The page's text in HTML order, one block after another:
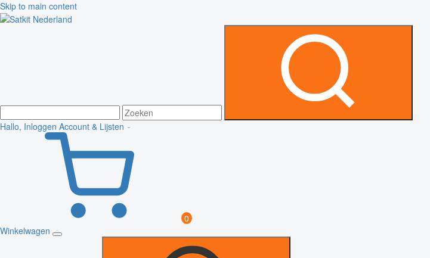
Skip to main content
Hallo, Inloggen Account & Lijsten
0
Winkelwagen